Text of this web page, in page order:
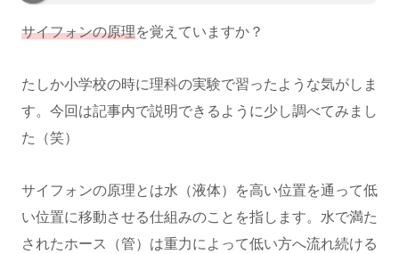
サイフォンの原理を覚えていますか？
たしか小学校の時に理科の実験で習ったような気がしま
す。今回は記事内で説明できるように少し調べてみまし
た（笑）
サイフォンの原理とは水（液体）を高い位置を通って低
い位置に移動させる仕組みのことを指します。水で満た
されたホース（管）は重力によって低い方へ流れ続ける